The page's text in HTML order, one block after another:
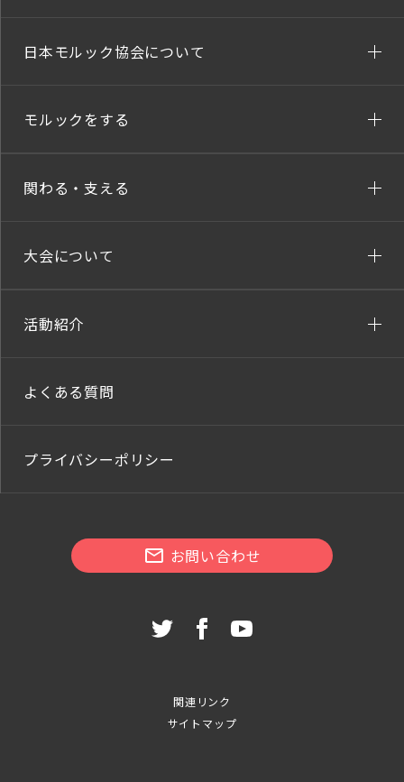
日本モルック協会について
モルックをする
関わる・支える
大会について
活動紹介
よくある質問
プライバシーポリシー
お問い合わせ
関連リンク
サイトマップ